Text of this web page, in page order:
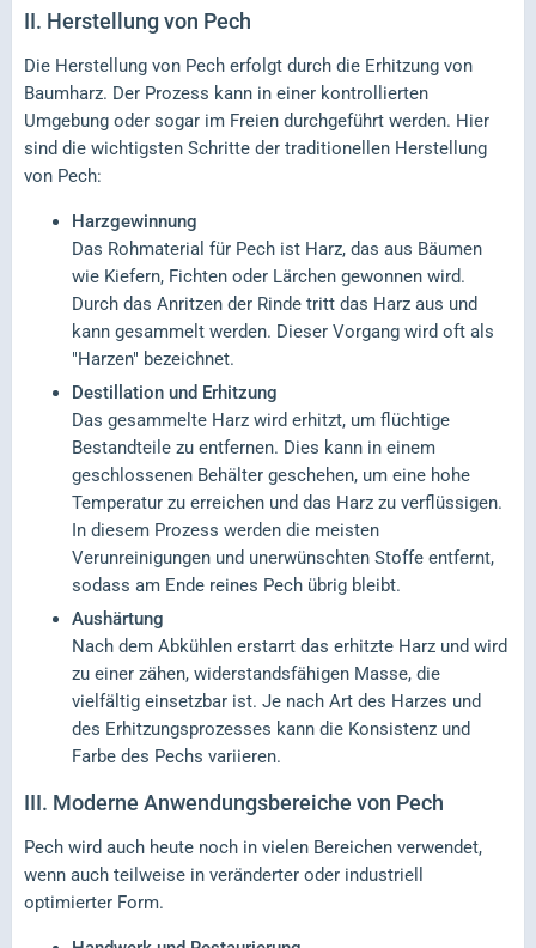
II. Herstellung von Pech
Die Herstellung von Pech erfolgt durch die Erhitzung von
Baumharz. Der Prozess kann in einer kontrollierten
Umgebung oder sogar im Freien durchgeführt werden. Hier
sind die wichtigsten Schritte der traditionellen Herstellung
von Pech:
Harzgewinnung
Das Rohmaterial für Pech ist Harz, das aus Bäumen
wie Kiefern, Fichten oder Lärchen gewonnen wird.
Durch das Anritzen der Rinde tritt das Harz aus und
kann gesammelt werden. Dieser Vorgang wird oft als
"Harzen" bezeichnet.
Destillation und Erhitzung
Das gesammelte Harz wird erhitzt, um flüchtige
Bestandteile zu entfernen. Dies kann in einem
geschlossenen Behälter geschehen, um eine hohe
Temperatur zu erreichen und das Harz zu verflüssigen.
In diesem Prozess werden die meisten
Verunreinigungen und unerwünschten Stoffe entfernt,
sodass am Ende reines Pech übrig bleibt.
Aushärtung
Nach dem Abkühlen erstarrt das erhitzte Harz und wird
zu einer zähen, widerstandsfähigen Masse, die
vielfältig einsetzbar ist. Je nach Art des Harzes und
des Erhitzungsprozesses kann die Konsistenz und
Farbe des Pechs variieren.
III. Moderne Anwendungsbereiche von Pech
Pech wird auch heute noch in vielen Bereichen verwendet,
wenn auch teilweise in veränderter oder industriell
optimierter Form.